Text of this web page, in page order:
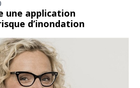
une application
d’inondation